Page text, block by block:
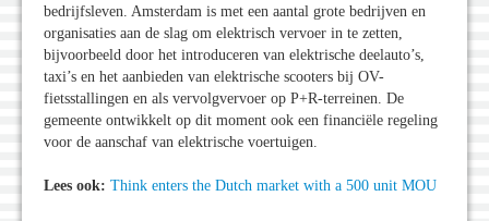
bedrijfsleven. Amsterdam is met een aantal grote bedrijven en
organisaties aan de slag om elektrisch vervoer in te zetten,
bijvoorbeeld door het introduceren van elektrische deelauto’s,
taxi’s en het aanbieden van elektrische scooters bij OV-
fietsstallingen en als vervolgvervoer op P+R-terreinen. De
gemeente ontwikkelt op dit moment ook een financiële regeling
voor de aanschaf van elektrische voertuigen.
Lees ook: Think enters the Dutch market with a 500 unit MOU